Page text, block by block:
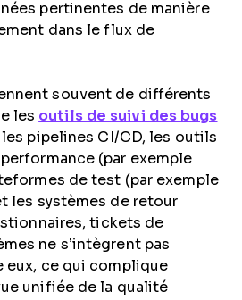
pertinentes de manière
dans le flux de
souvent de différents
les outils de suivi des bugs
pipelines CI/CD, les outils
(par exemple
de test (par exemple
les systèmes de retour
tickets de
ne s’intègrent pas
eux, ce qui complique
unifiée de la qualité